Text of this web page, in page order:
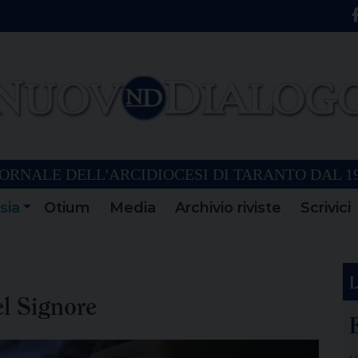
DELL'ARCIDIOCESI DI TARANTO DAL
Otium Media Archivio riviste Scrivici
Signore